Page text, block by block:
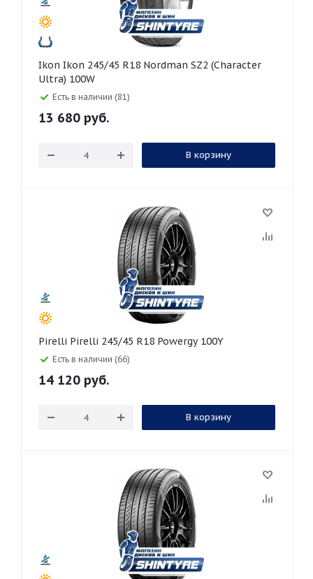
Ikon Ikon 245/45 R18 Nordman SZ2 (Character
Ultra) 100W
Есть в наличии (81)
13 680 руб.
В корзину
Pirelli Pirelli 245/45 R18 Powergy 100Y
Есть в наличии (66)
14 120 руб.
В корзину